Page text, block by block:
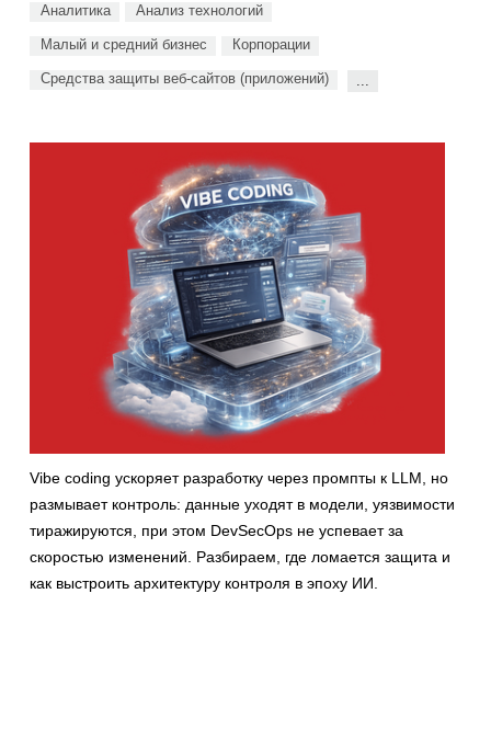
Аналитика Анализ технологий
Малый и средний бизнес Корпорации
Средства защиты веб-сайтов (приложений) ...
Vibe coding ускоряет разработку через промпты к LLM, но
размывает контроль: данные уходят в модели, уязвимости
тиражируются, при этом DevSecOps не успевает за
скоростью изменений. Разбираем, где ломается защита и
как выстроить архитектуру контроля в эпоху ИИ.